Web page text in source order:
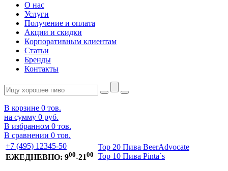
О нас
Услуги
Получение и оплата
Акции и скидки
Корпоративным клиентам
Статьи
Бренды
Контакты
В корзине 0 тов.
на сумму 0 руб.
В избранном 0 тов.
В сравнении 0 тов.
+7 (495) 12345-50
ЕЖЕДНЕВНО: 900-2100
Top 20 Пива BeerAdvocate
Top 10 Пива Pinta`s